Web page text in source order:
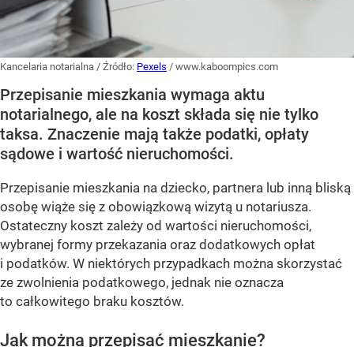
Kancelaria notarialna / Źródło: Pexels / www.kaboompics.com
Przepisanie mieszkania wymaga aktu
notarialnego, ale na koszt składa się nie tylko
taksa. Znaczenie mają także podatki, opłaty
sądowe i wartość nieruchomości.
Przepisanie mieszkania na dziecko, partnera lub inną bliską
osobę wiąże się z obowiązkową wizytą u notariusza.
Ostateczny koszt zależy od wartości nieruchomości,
wybranej formy przekazania oraz dodatkowych opłat
i podatków. W niektórych przypadkach można skorzystać
ze zwolnienia podatkowego, jednak nie oznacza
to całkowitego braku kosztów.
Jak można przepisać mieszkanie?